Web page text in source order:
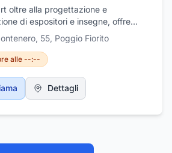
oltre alla progettazione e
di espositori e insegne, offre
di fornitura di oggettistica di
Ci occupiamo anche della
di protezioni passive e
per garantire la sicurezza dei
ambienti industriali. Inoltre,
servizi di coperture industriali,
dai danni causati da agenti
su misura per ogni esigenza,
55, Poggio Fiorito
alle --:--
Dettagli